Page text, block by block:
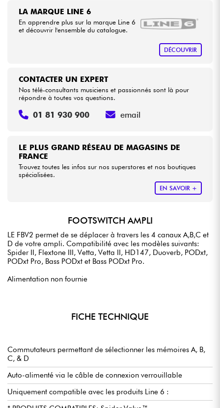
LA MARQUE LINE 6
En apprendre plus sur la marque Line 6
et découvrir l'ensemble du catalogue.
DÉCOUVRIR
LE PLUS GRAND RÉSEAU DE MAGASINS DE
FRANCE
Trouvez toutes les infos sur nos superstores et nos boutiques
spécialisées.
EN SAVOIR +
CONTACTER UN EXPERT
Nos télé-consultants musiciens et passionnés sont là pour
répondre à toutes vos questions.
01 81 930 900 email
FOOTSWITCH AMPLI
LE FBV2 permet de se déplacer à travers les 4 canaux A,B,C et
D de votre ampli. Compatibilité avec les modèles suivants:
Spider II, Flextone III, Vetta, Vetta II, HD147, Duoverb, PODxt,
PODxt Pro, Bass PODxt et Bass PODxt Pro.
Alimentation non fournie
FICHE TECHNIQUE
Commutateurs permettant de sélectionner les mémoires A, B,
C, & D
Auto-alimenté via le câble de connexion verrouillable
Uniquement compatible avec les produits Line 6 :